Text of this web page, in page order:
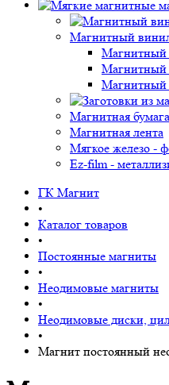
Магнитный
Магнитный
Магнитный
Магнитный
Магнитная бумага
Магнитная лента
Мягкое железо -
Ez-film -
ГК Магнит
•
Каталог товаров
•
Постоянные магниты
•
Неодимовые магниты
•
Неодимовые диски,
•
Магнит постоянный